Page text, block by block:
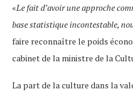
«Le fait d’avoir une approche
base statistique incontestable,
faire reconnaître le poids
cabinet de la ministre de la
La part de la culture dans la